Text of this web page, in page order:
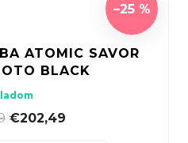
–25 %
ATOMIC SAVOR
BLACK
€202,49